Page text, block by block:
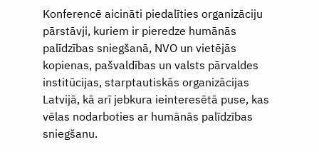
Konferencē aicināti piedalīties organizāciju
pārstāvji, kuriem ir pieredze humānās
palīdzības sniegšanā, NVO un vietējās
kopienas, pašvaldības un valsts pārvaldes
institūcijas, starptautiskās organizācijas
Latvijā, kā arī jebkura ieinteresētā puse, kas
vēlas nodarboties ar humānās palīdzības
sniegšanu.